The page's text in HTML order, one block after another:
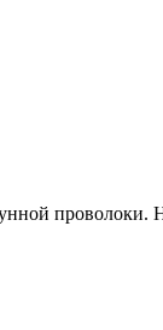
проволоки.